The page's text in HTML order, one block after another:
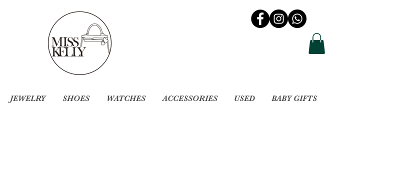
JEWELRY SHOES WATCHES ACCESSORIES USED BABY GIFTS